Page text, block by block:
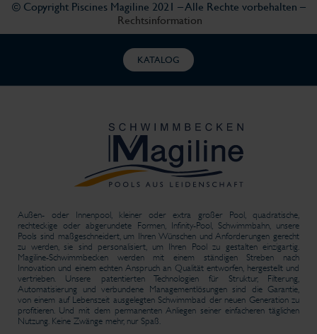
© Copyright Piscines Magiline 2021 – Alle Rechte vorbehalten –
Rechtsinformation
KATALOG
Außen- oder Innenpool, kleiner oder extra großer Pool, quadratische,
rechteckige oder abgerundete Formen, Infinity-Pool, Schwimmbahn, unsere
Pools sind maßgeschneidert, um Ihren Wünschen und Anforderungen gerecht
zu werden, sie sind personalisiert, um Ihren Pool zu gestalten einzigartig.
Magiline-Schwimmbecken werden mit einem ständigen Streben nach
Innovation und einem echten Anspruch an Qualität entworfen, hergestellt und
vertrieben. Unsere patentierten Technologien für Struktur, Filterung,
Automatisierung und verbundene Managementlösungen sind die Garantie,
von einem auf Lebenszeit ausgelegten Schwimmbad der neuen Generation zu
profitieren. Und mit dem permanenten Anliegen seiner einfacheren täglichen
Nutzung. Keine Zwänge mehr, nur Spaß.